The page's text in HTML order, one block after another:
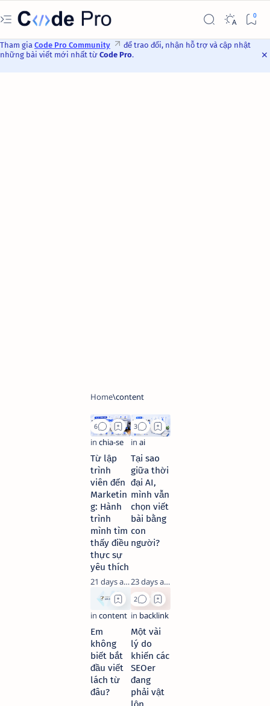
Tham gia Code Pro Community
để trao đổi, nhận hỗ trợ và cập nhật
những bài viết mới nhất từ Code Pro.
Từ lập
trình
viên đến
Marketin
g: Hành
trình
mình tìm
thấy điều
thực sự
yêu thích
21 days ago
Tại sao
giữa thời
đại AI,
mình vẫn
chọn viết
bài bằng
con
người?
23 days ago
Em
không
biết bắt
đầu viết
lách từ
đâu?
Một vài
lý do
khiến các
SEOer
đang
phải vật